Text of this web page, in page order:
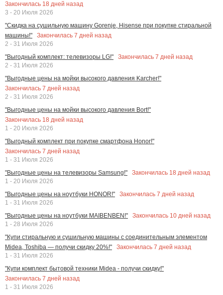
Закончилась 18 дней назад
3 - 20 Июля 2026
"Скидка на сушильную машину Gorenje, Hisense при покупке стиральной
машины!"
Закончилась 7 дней назад
2 - 31 Июля 2026
"Выгодный комплект: телевизоры LG!"
Закончилась 7 дней назад
2 - 31 Июля 2026
"Выгодные цены на мойки высокого давления Karcher!"
Закончилась 7 дней назад
2 - 31 Июля 2026
"Выгодные цены на мойки высокого давления Bort!"
Закончилась 18 дней назад
1 - 20 Июля 2026
"Выгодный комплект при покупке смартфона Honor!"
Закончилась 7 дней назад
1 - 31 Июля 2026
"Выгодные цены на телевизоры Samsung!"
Закончилась 18 дней назад
1 - 20 Июля 2026
"Выгодные цены на ноутбуки HONOR!"
Закончилась 7 дней назад
1 - 31 Июля 2026
"Выгодные цены на ноутбуки MAIBENBEN!"
Закончилась 10 дней назад
1 - 28 Июля 2026
"Купи стиральную и сушильную машины с соединительным элементом
Midea, Toshiba — получи скидку 20%!"
Закончилась 7 дней назад
1 - 31 Июля 2026
"Купи комплект бытовой техники Midea - получи скидку!"
Закончилась 7 дней назад
1 - 31 Июля 2026